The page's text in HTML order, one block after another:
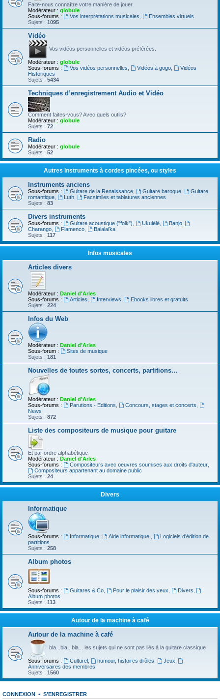
Faite-nous connaître votre manière de jouer.
Modérateur : globule
Sous-forums :
Vos interprétations musicales
Ensembles virtuels
Sujets : 1095
Vidéo
Vos vidéos personnelles et vidéos préférées.
Modérateur : globule
Sous-forums :
Vos vidéos personnelles Vidéos à gogo,
Vidéos
Historiques
Sujets : 5434
Techniques d’enregistrement Audio et Vidéo
Comment faites-vous? Avec quels outils?
Modérateur : globule
Sujets : 72
Radio
Modérateur : globule
Sujets : 52
Autres instruments à cordes pincées, ou styles
Instruments anciens
Sous-forums : Guitare de la Renaissance, Guitare baroque,
Guitare
romantique
Luth,
Facsimiles et tablatures anciennes
Sujets : 83
Divers instruments
Sous-forums : Guitare acoustique ("folk") Ukulélé, Banjo,
Charango
Flamenco,
Balalaïka
Sujets : 117
Infos musicales
Articles divers
Modérateur : Daniel d'Arles
Sous-forums :
Articles Interviews
Ebooks libres et gratuits
Sujets : 224
Infos du Web
Modérateur : Daniel d'Arles
Sous-forum :
Sites de musique
Sujets : 181
Nouvelles de toutes sortes, concerts, partitions…
Modérateur : Daniel d'Arles
Sous-forums :
Parutions - Editions Concours, stages et concerts
News
Sujets : 872
Liste des compositeurs de musique pour guitare
Et par ordre alphabétique
Modérateur : Daniel d'Arles
Sous-forums :
Compositeurs avec oeuvres soumises aux droits d'auteur,
Compositeurs appartenant au domaine public
Sujets : 24
Divers
Informatique
Sous-forums : Informatique, Aide informatique.
Logiciels d'édition de
partitions
Sujets : 258
Album photos
Sous-forums : Guitares & Co, Pour le plaisir des yeux Divers
Album photos
Sujets : 113
Autour de la machine à café
Autour de la machine à café
bla...bla...bla... les sujets qui ne sont pas liés à la guitare classique
Sous-forums : Culturel, humour, histoires drôles Jeux
Anniversaires des membres
Sujets : 1560
CONNEXION • S’ENREGISTRER